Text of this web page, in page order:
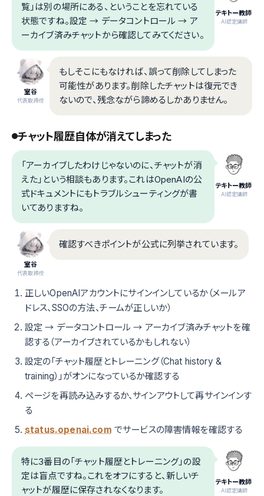
テキトー教師
.AI認定講師
覧」は別の場所にある、ということを忘れている
状態ですね。設定 → データコントロール → ア
ーカイブ済みチャットから確認してみてください。
室谷
代表取締役
もしそこにもなければ、誤って削除してしまった
可能性があります。削除したチャットは復元でき
ないので、残念ながら諦めるしかありません。
チャット履歴自体が消えてしまった
テキトー教師
.AI認定講師
「アーカイブしたわけじゃないのに、チャットが消
えた」という相談もあります。これはOpenAIの公
式ドキュメントにもトラブルシューティングが書
いてありますね。
室谷
代表取締役
確認すべきポイントが公式に列挙されています。
正しいOpenAIアカウントにサインインしているか（メールア
ドレス、SSOの方法、チームが正しいか）
設定 → データコントロール → アーカイブ済みチャットを確
認する（アーカイブされているかもしれない）
設定の「チャット履歴とトレーニング（Chat history &
training）」がオンになっているか確認する
ページを再読み込みするか、サインアウトして再サインインす
る
status.openai.com でサービスの障害情報を確認する
テキトー教師
.AI認定講師
特に3番目の「チャット履歴とトレーニング」の設
定は盲点ですね。これをオフにすると、新しいチ
ャットが履歴に保存されなくなります。